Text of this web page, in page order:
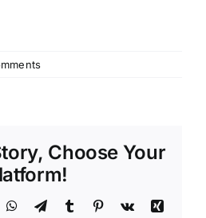
Choose Your
WhatsApp
TelegramTumblr Pinterest
Vk
Xing